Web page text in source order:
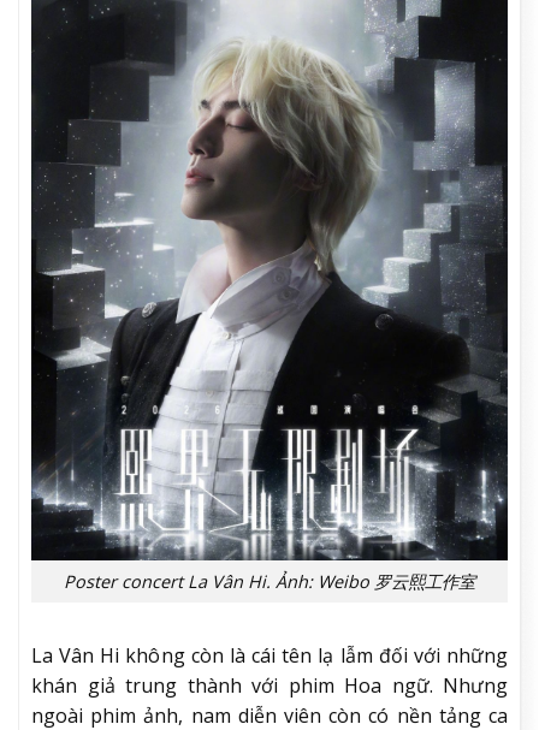
Poster concert La Vân Hi. Ảnh: Weibo 罗云熙工作室
La Vân Hi không còn là cái tên lạ lẫm đối với những
khán giả trung thành với phim Hoa ngữ. Nhưng
ngoài phim ảnh, nam diễn viên còn có nền tảng ca